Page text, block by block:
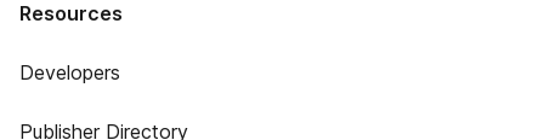
Resources
Developers
Publisher Directory